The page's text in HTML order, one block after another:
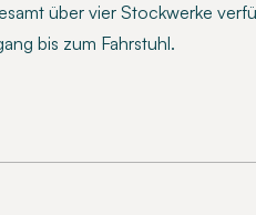
über vier Stockwerke
bis zum Fahrstuhl.